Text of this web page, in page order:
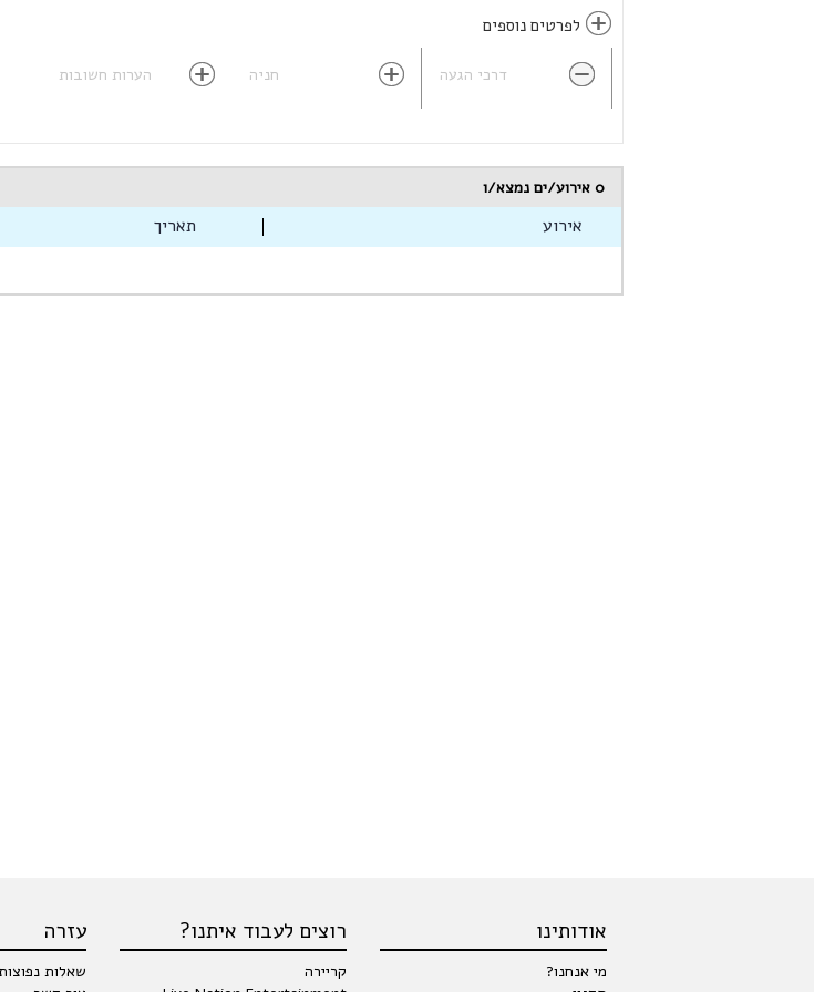
לפרטים נוספים
דרכי הגעה חניה הערות חשובות
0 אירוע/ים נמצא/ו
אירוע תאריך
אודותינו
מי אנחנו?
רוצים לעבוד איתנו?
קריירה
עזרה
שאלות